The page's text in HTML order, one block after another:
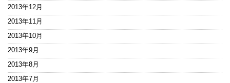
2013年12月
2013年11月
2013年10月
2013年9月
2013年8月
2013年7月